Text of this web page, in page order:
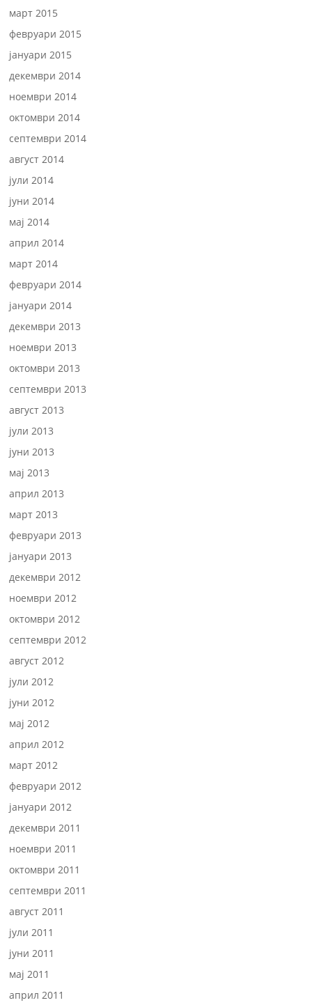
март 2015
февруари 2015
јануари 2015
декември 2014
ноември 2014
октомври 2014
септември 2014
август 2014
јули 2014
јуни 2014
мај 2014
април 2014
март 2014
февруари 2014
јануари 2014
декември 2013
ноември 2013
октомври 2013
септември 2013
август 2013
јули 2013
јуни 2013
мај 2013
април 2013
март 2013
февруари 2013
јануари 2013
декември 2012
ноември 2012
октомври 2012
септември 2012
август 2012
јули 2012
јуни 2012
мај 2012
април 2012
март 2012
февруари 2012
јануари 2012
декември 2011
ноември 2011
октомври 2011
септември 2011
август 2011
јули 2011
јуни 2011
мај 2011
април 2011